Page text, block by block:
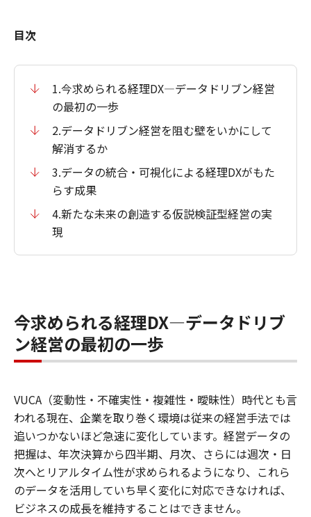
目次
1.今求められる経理DX―データドリブン経営
の最初の一歩
2.データドリブン経営を阻む壁をいかにして
解消するか
3.データの統合・可視化による経理DXがもた
らす成果
4.新たな未来の創造する仮説検証型経営の実
現
今求められる経理DX―データドリブ
ン経営の最初の一歩
VUCA （変動性・不確実性・複雑性・曖昧性）時代とも言
われる現在、企業を取り巻く環境は従来の経営手法では
追いつかないほど急速に変化しています。経営データの
把握は、年次決算から四半期、月次、さらには週次・日
次へとリアルタイム性が求められるようになり、これら
のデータを活用していち早く変化に対応できなければ、
ビジネスの成長を維持することはできません。